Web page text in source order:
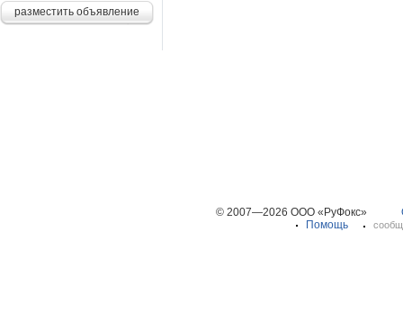
разместить объявление
© 2007—2026 ООО «РуФокс»
Помощь